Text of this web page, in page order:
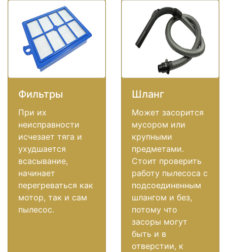
Фильтры
При их
неисправности
исчезает тяга и
ухудшается
всасывание,
начинает
перегреваться как
мотор, так и сам
пылесос.
Шланг
Может засорится
мусором или
крупными
предметами.
Стоит проверить
работу пылесоса с
подсоединенным
шлангом и без,
потому что
засоры могут
быть и в
отверстии, к